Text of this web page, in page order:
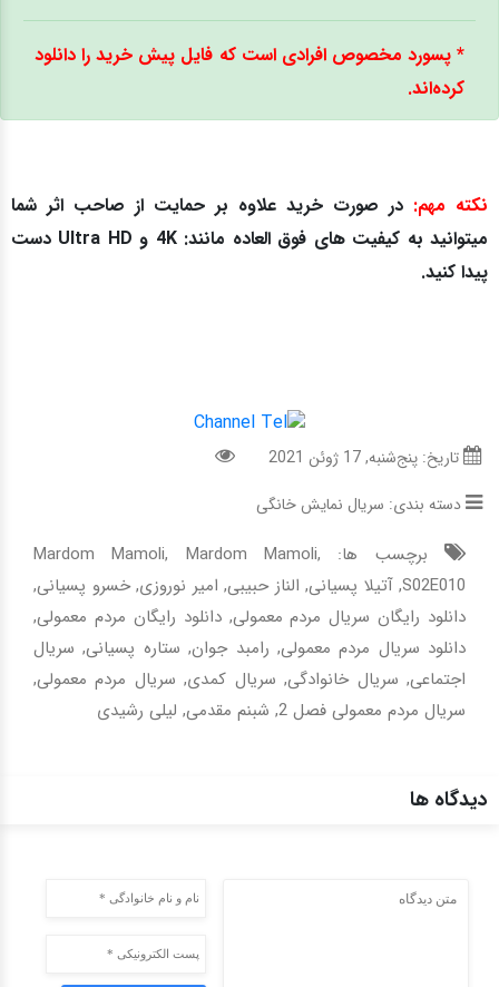
* پسورد مخصوص افرادی است که فایل پیش خرید را دانلود
کرده‌اند.
نکته مهم: در صورت خرید علاوه بر حمایت از صاحب اثر شما
میتوانید به کیفیت های فوق العاده مانند: 4K و Ultra HD دست
پیدا کنید.
تاریخ: پنج‌شنبه, 17 ژوئن 2021
دسته بندی: سریال نمایش خانگی
برچسب ها: , Mardom Mamoli, Mardom Mamoli
S02E010
,آتیلا پسیانی, الناز حبیبی, امیر نوروزی,خسرو پسیانی,
دانلود رایگان سریال مردم معمولی,دانلود رایگان مردم معمولی,
دانلود سریال مردم معمولی, رامبد جوان, ستاره پسیانی, سریال
اجتماعی, سریال خانوادگی, سریال کمدی, سریال مردم معمولی,
سریال مردم معمولی فصل 2 , شبنم مقدمی, لیلی رشیدی
دیدگاه ها